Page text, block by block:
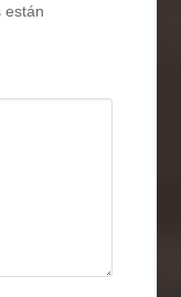
están